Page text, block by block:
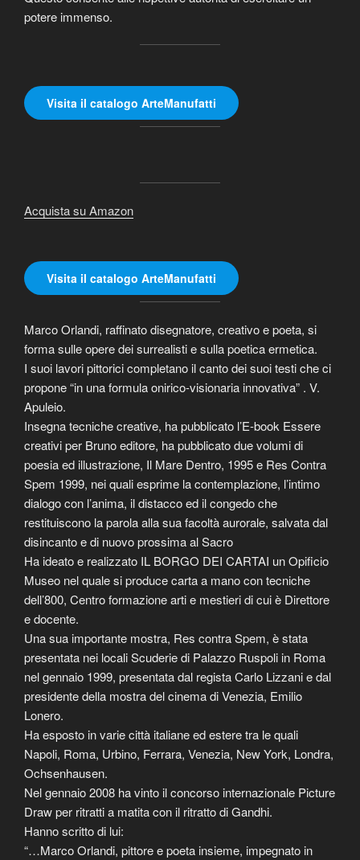
potere immenso.
Visita il catalogo ArteManufatti
Acquista su Amazon
Visita il catalogo ArteManufatti
Marco Orlandi, raffinato disegnatore, creativo e poeta, si
forma sulle opere dei surrealisti e sulla poetica ermetica.
I suoi lavori pittorici completano il canto dei suoi testi che ci
propone “in una formula onirico-visionaria innovativa” . V.
Apuleio.
Insegna tecniche creative, ha pubblicato l’E-book Essere
creativi per Bruno editore, ha pubblicato due volumi di
poesia ed illustrazione, Il Mare Dentro, 1995 e Res Contra
Spem 1999, nei quali esprime la contemplazione, l’intimo
dialogo con l’anima, il distacco ed il congedo che
restituiscono la parola alla sua facoltà aurorale, salvata dal
disincanto e di nuovo prossima al Sacro
Ha ideato e realizzato IL BORGO DEI CARTAI un Opificio
Museo nel quale si produce carta a mano con tecniche
dell’800, Centro formazione arti e mestieri di cui è Direttore
e docente.
Una sua importante mostra, Res contra Spem, è stata
presentata nei locali Scuderie di Palazzo Ruspoli in Roma
nel gennaio 1999, presentata dal regista Carlo Lizzani e dal
presidente della mostra del cinema di Venezia, Emilio
Lonero.
Ha esposto in varie città italiane ed estere tra le quali
Napoli, Roma, Urbino, Ferrara, Venezia, New York, Londra,
Ochsenhausen.
Nel gennaio 2008 ha vinto il concorso internazionale Picture
Draw per ritratti a matita con il ritratto di Gandhi.
Hanno scritto di lui:
“…Marco Orlandi, pittore e poeta insieme, impegnato in